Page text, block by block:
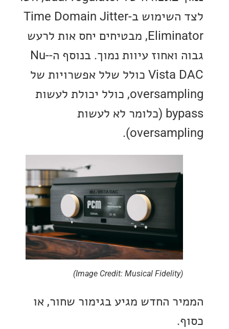
לצד השימוש ב-Time Domain Jitter
Eliminator, מבטיחים יחס אות לרעש
גבוה ואחוז עיוות נמוך. בנוסף ה-Nu-
Vista DAC כולל שלל אפשרויות של
oversampling, כולל יכולת לעשות
bypass (כלומר לא לעשות
החדש מגיע בגימור שחור, או